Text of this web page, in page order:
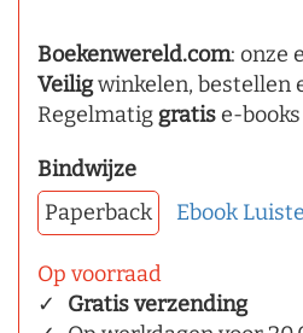
Boekenwereld.com: onze
Veiligwinkelen, bestellen
Regelmatig gratise-books
Bindwijze
Paperback
Ebook
Op voorraad
Gratis verzending